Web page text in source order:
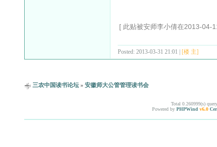
[ 此贴被安师李小倩在2013-04-
Posted: 2013-03-31 21:01 | [楼 主]
三农中国读书论坛 » 安徽师大公管管理读书会
Total 0.260999(s)
Powered by PHPWind v6.0